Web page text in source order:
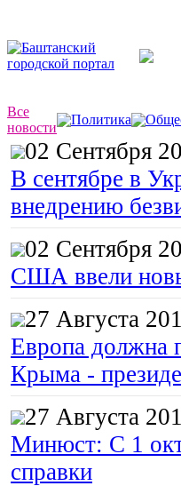
Все
новости
Политика
02 Сентября
В сентябре в
внедрению
02 Сентября
США ввели
27 Августа
Европа должна
Крыма -
27 Августа
Минюст: С 1
справки